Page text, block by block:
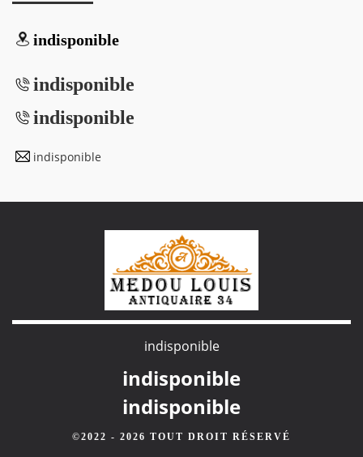
indisponible
indisponible
indisponible
indisponible
indisponible
indisponible
indisponible
©2022 - 2026 TOUT DROIT RÉSERVÉ